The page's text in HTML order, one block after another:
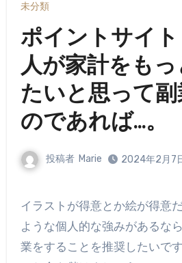
未分類
ポイントサイ
人が家計をもっ
たいと思って副
のであれば…。
投稿者 Marie 2024年2月7
イラストが得意とか絵が得意だったりするという
ような個人的な強みがあるな
業をすることを推奨したいで